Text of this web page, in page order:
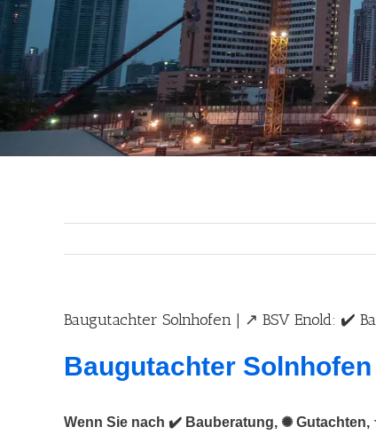
Baugutachter Solnhofen | ↗️ BSV Enold: ✔️
Baugutachter Solnhofen
Wenn Sie nach ✔️ Bauberatung, ✺